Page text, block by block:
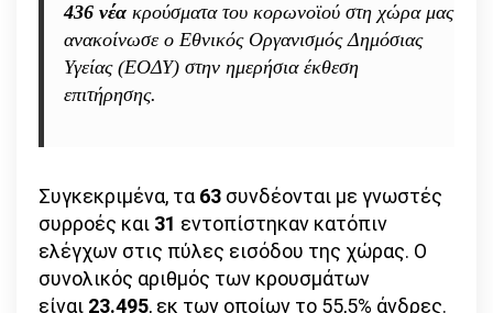
θάνατοι!
436 νέακρούσματα του κορωνοϊού στη χώρα μας
ανακοίνωσε ο Εθνικός Οργανισμός Δημόσιας
Υγείας (ΕΟΔΥ) στην ημερήσια έκθεση
επιτήρησης.
Συγκεκριμένα, τα 63 συνδέονται με γνωστές
συρροές και 31 εντοπίστηκαν κατόπιν
ελέγχων στις πύλες εισόδου της χώρας. Ο
συνολικός αριθμός των κρουσμάτων
είναι 23.495, εκ των οποίων το 55,5% άνδρες.